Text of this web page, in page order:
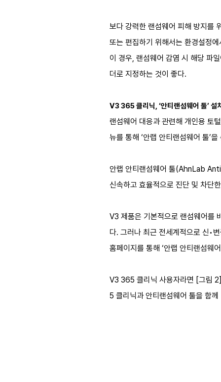
보다 강력한 랜섬웨어 피해 방지를
또는 편집하기 위해서는 환경설정
이 경우, 랜섬웨어 감염 시 해당 파
더로 지정하는 것이 좋다.
V3 365 클리닉, ‘안티랜섬웨어 툴’ 설
랜섬웨어 대응과 관련해 개인용 토
뉴를 통해 ‘안랩 안티랜섬웨어 툴’
안랩 안티랜섬웨어 툴(AhnLab
신속하고 효율적으로 진단 및 차단
V3 제품은 기본적으로 랜섬웨어를
다. 그러나 최근 전세계적으로 신•
홈페이지를 통해 ‘안랩 안티랜섬웨
V3 365 클리닉 사용자라면 [그림
5 클리닉과 안티랜섬웨어 툴을 함